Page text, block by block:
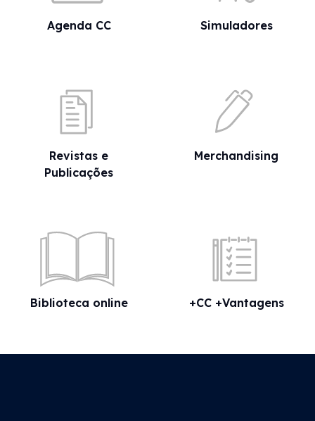
Agenda CC Simuladores
Revistas e
Publicações
Merchandising
Biblioteca online +CC +Vantagens